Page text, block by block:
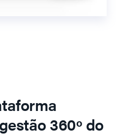
360º do